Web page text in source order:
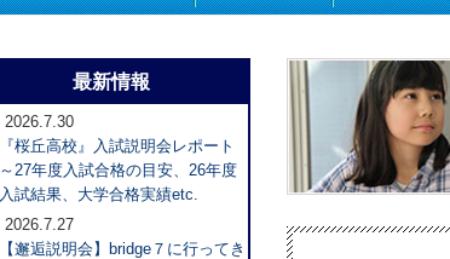
最新情報
2026.7.30
『桜丘高校』入試説明会レポート
～27年度入試合格の目安、26年度
入試結果、大学合格実績etc.
2026.7.27
【邂逅説明会】bridge７に行ってき